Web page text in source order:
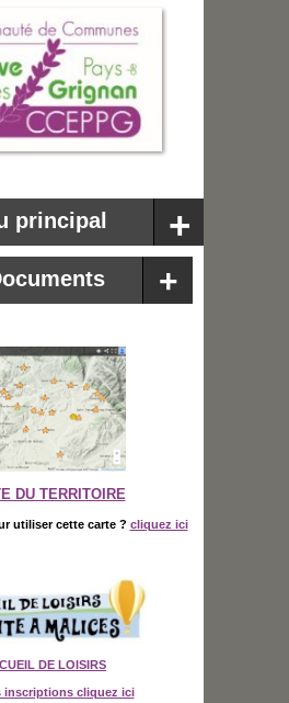
principal
DU TERRITOIRE
utiliser cette carte ? cliquez ici
DE LOISIRS
inscriptions cliquez ici